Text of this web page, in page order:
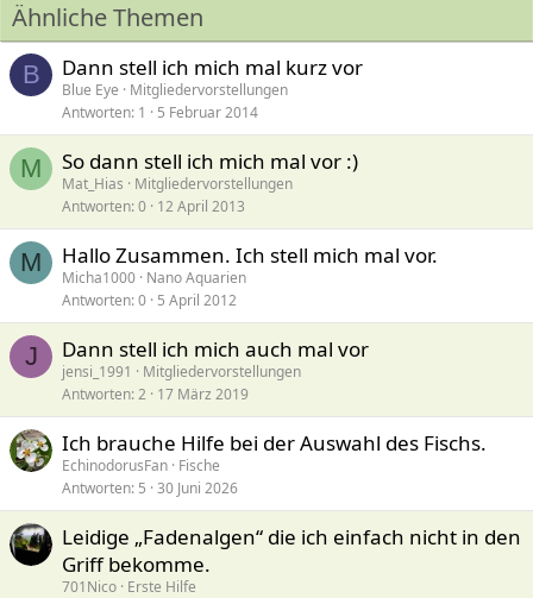
Ähnliche Themen
B Dann stell ich mich mal kurz vor
Blue Eye
Mitgliedervorstellungen
Antworten 1 5 Februar 2014
M So dann stell ich mich mal vor :)
Mat_Hias
Mitgliedervorstellungen
Antworten 0 12 April 2013
M Hallo Zusammen. Ich stell mich mal vor.
Micha1000 Nano Aquarien
Antworten 0 5 April 2012
J Dann stell ich mich auch mal vor
jensi_1991
Mitgliedervorstellungen
Antworten 2 17 März 2019
Ich brauche Hilfe bei der Auswahl des Fischs.
EchinodorusFan Fische
Antworten 5 30 Juni 2026
Leidige „Fadenalgen“ die ich einfach nicht in den
Griff bekomme.
701Nico Erste Hilfe